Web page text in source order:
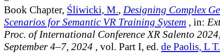
Book Chapter, Śliwicki, M., Designing Complex
Scenarios for Semantic VR Training System , in:
Proc. of International Conference XR Salento
September 4–7, 2024 , vol. Part I, ed. de Paolis, L T.